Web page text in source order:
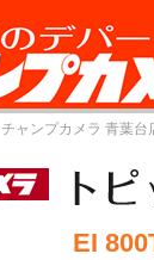
チャンプカメラ 青葉台
EI